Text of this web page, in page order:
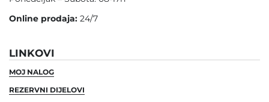
Online prodaja: 24/7
LINKOVI
MOJ NALOG
REZERVNI DIJELOVI